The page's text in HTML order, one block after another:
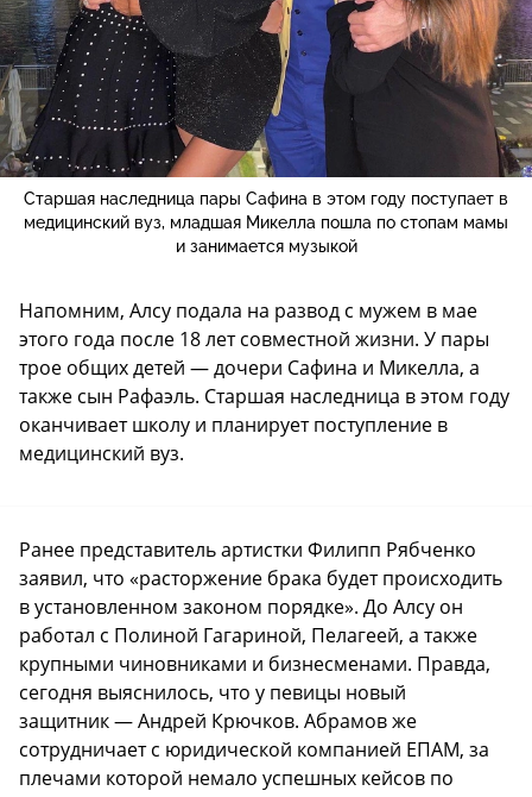
Старшая наследница пары Сафина в этом году поступает в
медицинский вуз, младшая Микелла пошла по стопам мамы
и занимается музыкой
Напомним, Алсу подала на развод с мужем в мае
этого года после 18 лет совместной жизни. У пары
трое общих детей — дочери Сафина и Микелла, а
также сын Рафаэль. Старшая наследница в этом году
оканчивает школу и планирует поступление в
медицинский вуз.
Ранее представитель артистки Филипп Рябченко
заявил, что «расторжение брака будет происходить
в установленном законом порядке». До Алсу он
работал с Полиной Гагариной, Пелагеей, а также
крупными чиновниками и бизнесменами. Правда,
сегодня выяснилось, что у певицы новый
защитник — Андрей Крючков. Абрамов же
сотрудничает с юридической компанией ЕПАМ, за
плечами которой немало успешных кейсов по